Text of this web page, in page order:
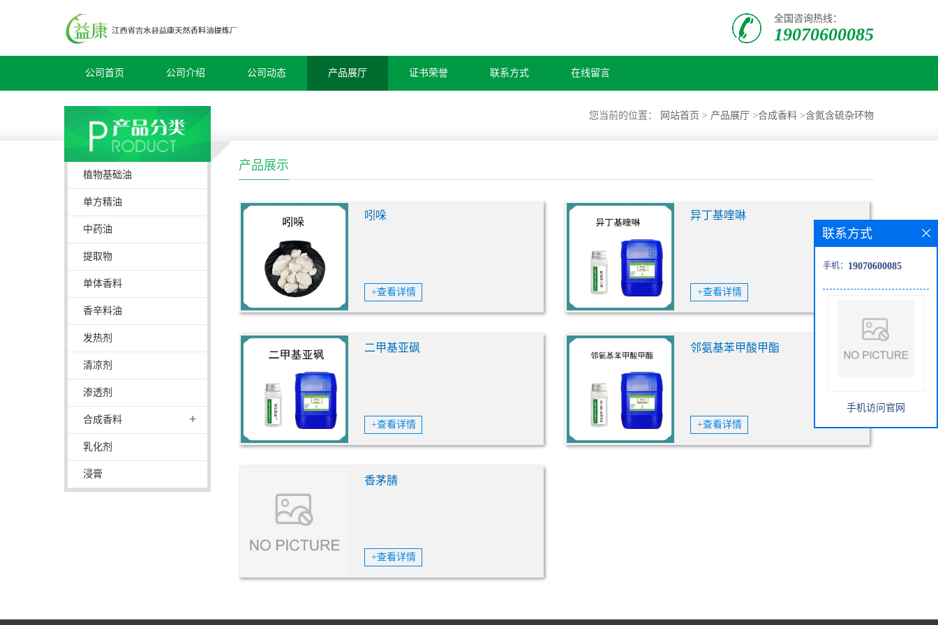
全国咨询热线：
19070600085
公司首页 公司介绍 公司动态 产品展厅 证书荣誉 联系方式 在线留言
您当前的位置： 网站首页 > 产品展厅 >合成香料 >含氮含硫杂环物
植物基础油
单方精油
中药油
提取物
单体香料
香辛料油
发热剂
清凉剂
渗透剂
合成香料 +
乳化剂
浸膏
产品展示
吲哚
+查看详情
异丁基喹啉
+查看详情
二甲基亚砜
+查看详情
邻氨基苯甲酸甲酯
+查看详情
香茅腈
+查看详情
联系方式
手机： 19070600085
手机访问官网